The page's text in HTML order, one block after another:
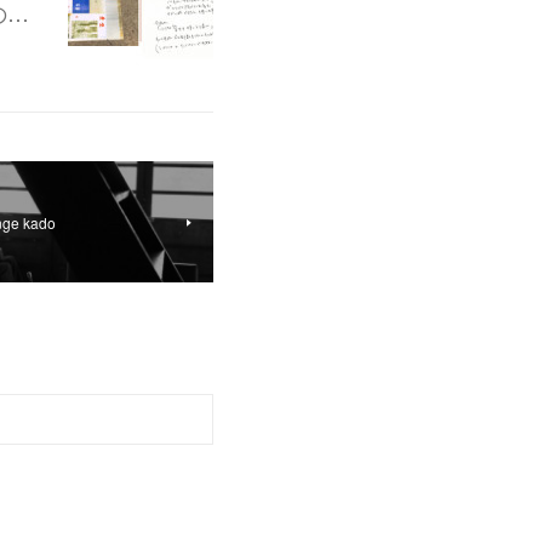
…
kado